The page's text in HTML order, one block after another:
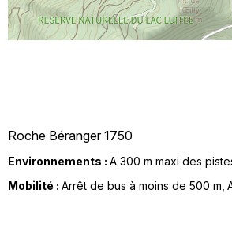
Roche Béranger 1750
Environnements : A 300 m maxi des
Mobilité : Arrêt de bus à moins de 500 m